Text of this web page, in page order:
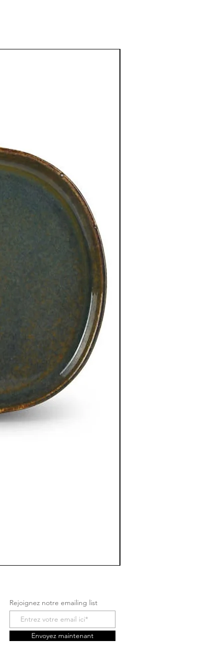
Rejoignez notre emailing list
Envoyez maintenant